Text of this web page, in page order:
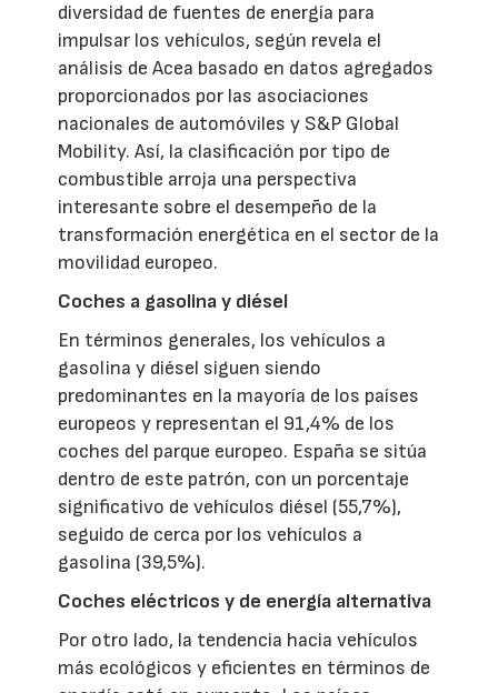
diversidad de fuentes de energía para
impulsar los vehículos, según revela el
análisis de Acea basado en datos agregados
proporcionados por las asociaciones
nacionales de automóviles y S&P Global
Mobility. Así, la clasificación por tipo de
combustible arroja una perspectiva
interesante sobre el desempeño de la
transformación energética en el sector de la
movilidad europeo.
Coches a gasolina y diésel
En términos generales, los vehículos a
gasolina y diésel siguen siendo
predominantes en la mayoría de los países
europeos y representan el 91,4% de los
coches del parque europeo. España se sitúa
dentro de este patrón, con un porcentaje
significativo de vehículos diésel (55,7%),
seguido de cerca por los vehículos a
gasolina (39,5%).
Coches eléctricos y de energía alternativa
Por otro lado, la tendencia hacia vehículos
más ecológicos y eficientes en términos de